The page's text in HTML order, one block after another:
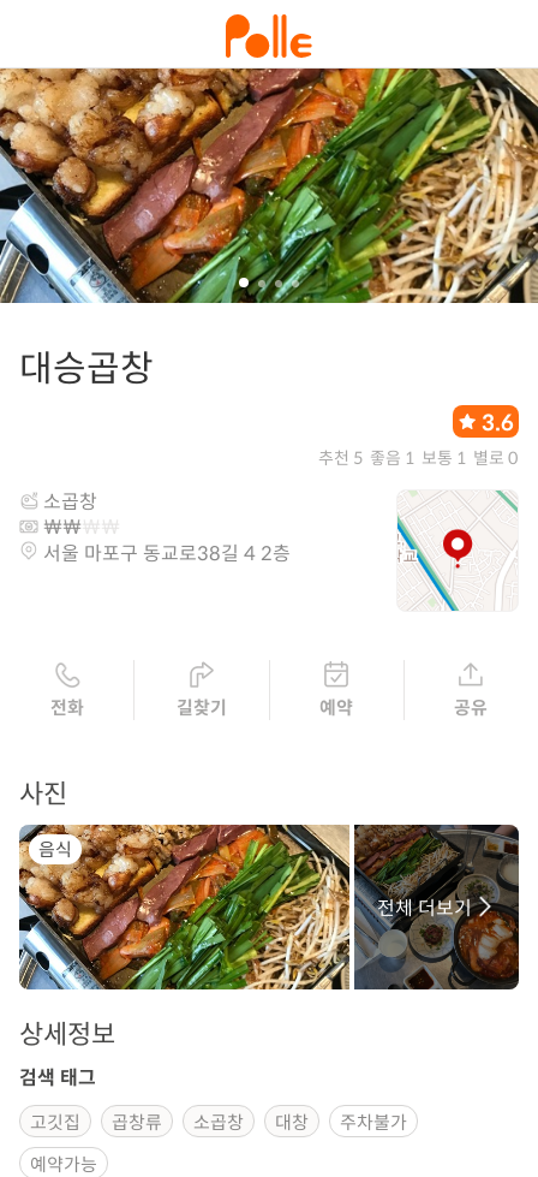
대승곱창
3.6
추천 5 좋음 1 보통 1 별로 0
소곱창
서울 마포구 동교로38길 4 2층
전화 길찾기 예약 공유
사진
음식
전체 더보기
상세정보
검색 태그
고깃집 곱창류 소곱창 대창
주차불가
예약가능